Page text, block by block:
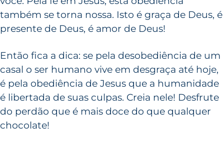
também se torna nossa. Isto é graça de Deus, é
presente de Deus, é amor de Deus!
Então fica a dica: se pela desobediência de um
casal o ser humano vive em desgraça até hoje,
é pela obediência de Jesus que a humanidade
é libertada de suas culpas. Creia nele! Desfrute
do perdão que é mais doce do que qualquer
chocolate!